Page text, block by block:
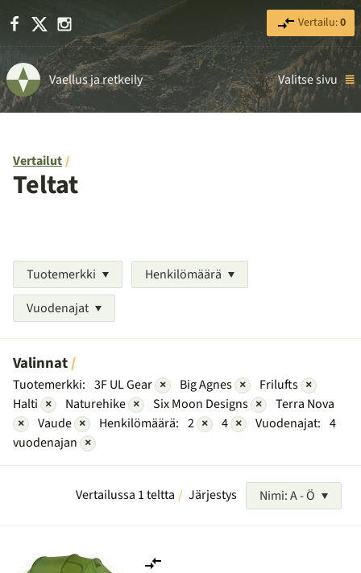
Facebook Instagram Vertailu:0
Vaellus ja retkeily Valitse sivu
Vertailut
Teltat
Tuotemerkki
Henkilömäärä
Vuodenajat
Valinnat
Tuotemerkki: 3F UL Gear × Big Agnes × Frilufts ×
Halti × Naturehike × Six Moon Designs ×
Terra Nova
×
Vaude × Henkilömäärä: 2 × 4 × Vuodenajat: 4
vuodenajan ×
Vertailussa 1 teltta Järjestys Nimi: A - Ö